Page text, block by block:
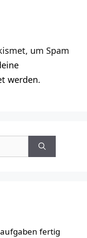
um Spam
werden.
fertig